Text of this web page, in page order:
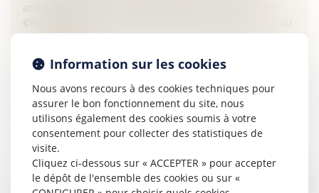
archivés en PDF sur le site internet d'un journal
s'inscrit-elle dans la continuité de l'oeuvre première ou
constitue-t-e...
Lire la suite
QU'EST-CE QU'UN QUASI-USUFRUIT ?
Veille juridique
Information sur les cookies
Nous avons recours à des cookies techniques pour
assurer le bon fonctionnement du site, nous
utilisons également des cookies soumis à votre
consentement pour collecter des statistiques de
visite.
Cliquez ci-dessous sur « ACCEPTER » pour accepter
le dépôt de l'ensemble des cookies ou sur «